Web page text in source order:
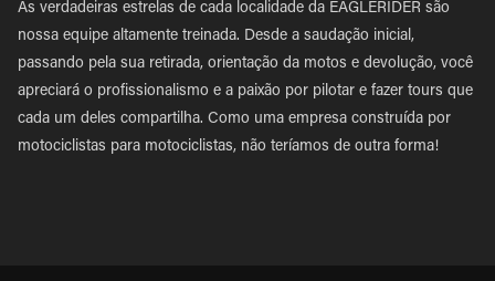
As verdadeiras estrelas de cada localidade da EAGLERIDER são
nossa equipe altamente treinada. Desde a saudação inicial,
passando pela sua retirada, orientação da motos e devolução, você
apreciará o profissionalismo e a paixão por pilotar e fazer tours que
cada um deles compartilha. Como uma empresa construída por
motociclistas para motociclistas, não teríamos de outra forma!